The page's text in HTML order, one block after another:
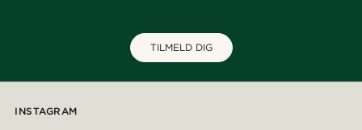
TILMELD DIG
INSTAGRAM